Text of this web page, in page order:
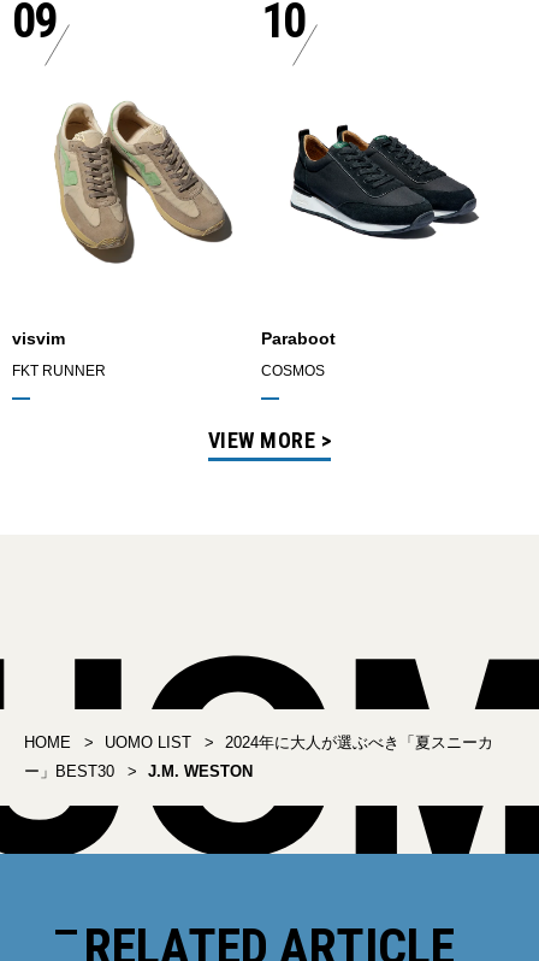
09
visvim
FKT RUNNER
10
Paraboot
COSMOS
VIEW MORE >
HOME UOMO LIST
2024年に大人が選ぶべき「夏スニーカ
ー」BEST30
J.M. WESTON
RELATED ARTICLE